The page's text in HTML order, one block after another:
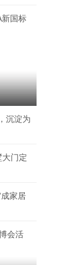
国标
沉淀为
门定
家居
会活